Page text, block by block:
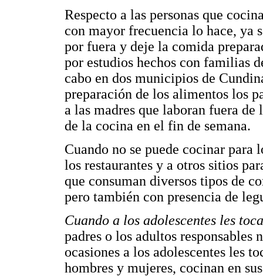
Respecto a las personas que
con mayor frecuencia lo hace, ya
por fuera y deje la comida
por estudios hechos con familias
cabo en dos municipios de
preparación de los alimentos los
a las madres que laboran fuera de
de la cocina en el fin de semana.
Cuando no se puede cocinar para
los restaurantes y a otros sitios
que consuman diversos tipos de
pero también con presencia de
Cuando a los adolescentes les
padres o los adultos responsables
ocasiones a los adolescentes les
hombres y mujeres, cocinan en